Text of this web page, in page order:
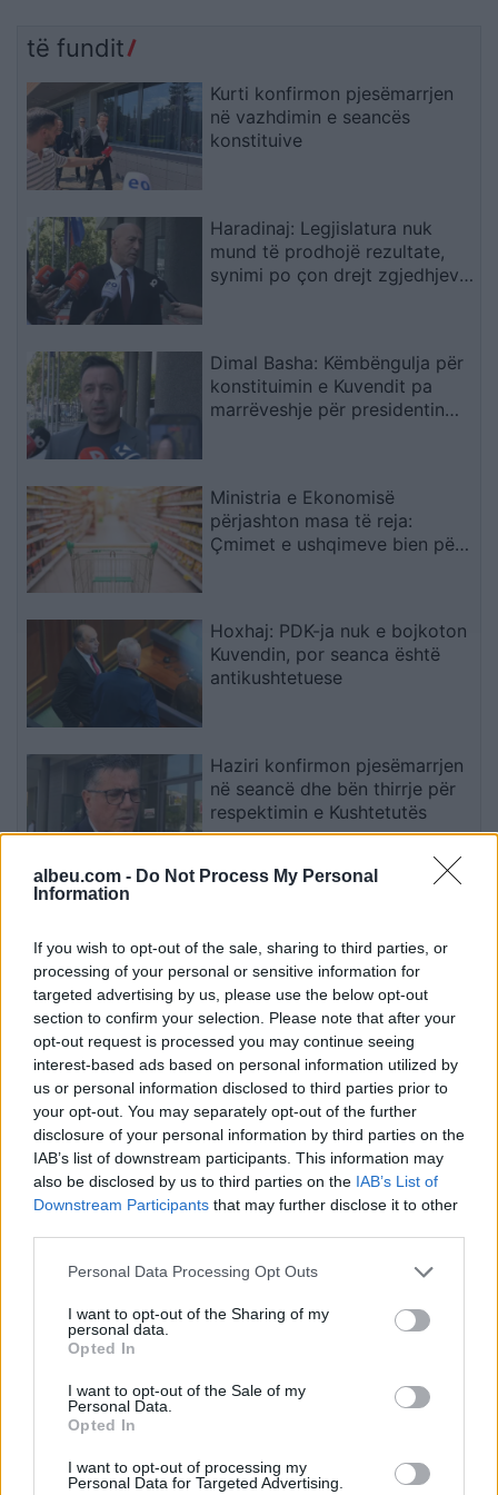
albeu.com - Do Not Process My Personal
Information
If you wish to opt-out of the sale, sharing to third parties, or
processing of your personal or sensitive information for
targeted advertising by us, please use the below opt-out
section to confirm your selection. Please note that after your
opt-out request is processed you may continue seeing
interest-based ads based on personal information utilized by
us or personal information disclosed to third parties prior to
your opt-out. You may separately opt-out of the further
disclosure of your personal information by third parties on the
IAB’s list of downstream participants. This information may
also be disclosed by us to third parties on the IAB’s List of
Downstream Participants that may further disclose it to other
Personal Data Processing Opt Outs
I want to opt-out of the Sharing of my
personal data.
Opted In
I want to opt-out of the Sale of my
Personal Data.
Opted In
I want to opt-out of processing my
Personal Data for Targeted Advertising.
të fundit
Kurti konfirmon pjesëmarrjen
në vazhdimin e seancës
konstituive
Haradinaj: Legjislatura nuk
mund të prodhojë rezultate,
synimi po çon drejt zgjedhjeve
Dimal Basha: Këmbëngulja për
konstituimin e Kuvendit pa
marrëveshje për presidentin
Ministria e Ekonomisë
përjashton masa të reja:
Çmimet e ushqimeve bien për
Hoxhaj: PDK-ja nuk e bojkoton
Kuvendin, por seanca është
antikushtetuese
Haziri konfirmon pjesëmarrjen
në seancë dhe bën thirrje për
respektimin e Kushtetutës
të monitorohen
Esim for Global
Esim for USA|Esim for Italy| Esim for Spain|Esim